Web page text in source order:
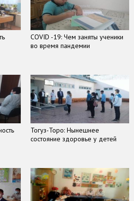
COVID -19: Чем заняты ученики
во время пандемии
Тогуз-Торо: Нынешнее
состояние здоровье у детей